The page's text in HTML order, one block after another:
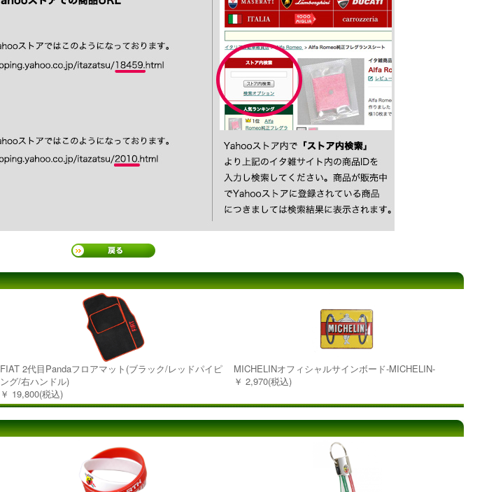
FIAT 2代目Pandaフロアマット(ブラック/レッドパイピ
ング/右ハンドル)
￥ 19,800(税込)
MICHELINオフィシャルサインボード-MICHELIN-
￥ 2,970(税込)